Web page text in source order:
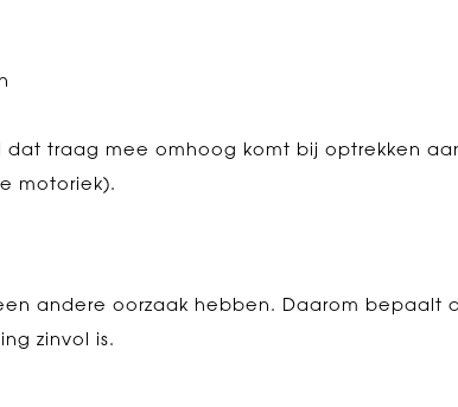
traag mee omhoog komt bij optrekken
motoriek).
andere oorzaak hebben. Daarom
zinvol is.